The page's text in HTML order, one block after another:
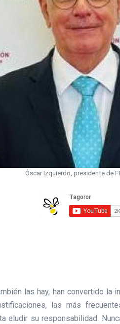
Óscar Izquierdo, presidente de
las hay, han convertido la
las más
eludir su responsabilidad.